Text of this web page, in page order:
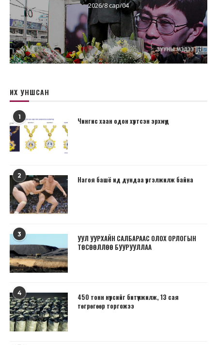
2026/8 сар/04
ИХ УНШСАН
1 Чингис хаан одон хүртсэн эрхмүүд
2 Нагоя башё ид дундаа үргэлжилж байна
3
УУЛ УУРХАЙН САЛБАРААС ОЛОХ ОРЛОГЫН
ТӨСӨӨЛЛӨӨ БУУРУУЛЛАА
4
450 тонн нүүрсийг битүүмжилж, 13 сая
төгрөгөөр торгожээ